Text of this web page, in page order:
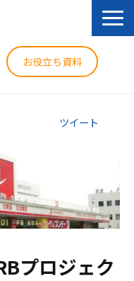
お役立ち資料
ツイート
プロジェク